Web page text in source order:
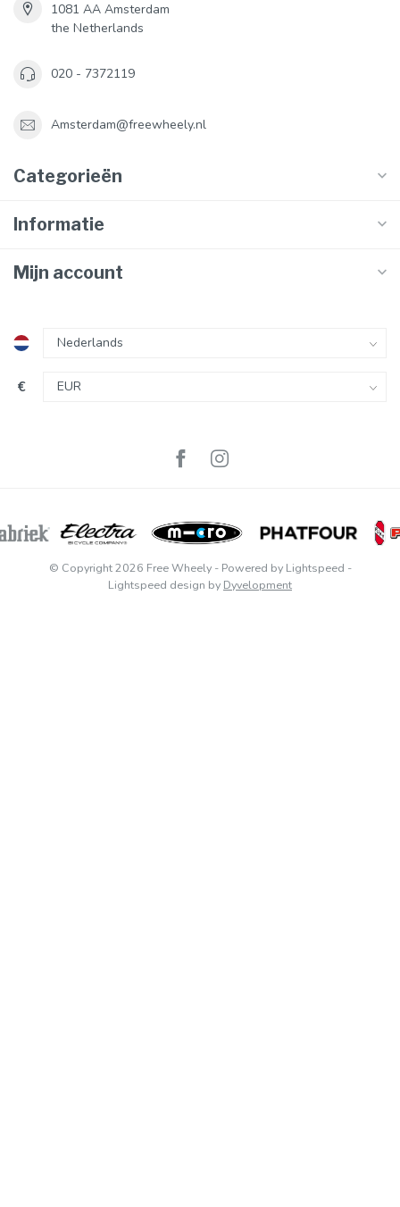
1081 AA Amsterdam
the Netherlands
020 - 7372119
Amsterdam@freewheely.nl
Categorieën
Informatie
Mijn account
€
© Copyright 2026 Free Wheely- Powered by Lightspeed -
Lightspeed design by Dyvelopment